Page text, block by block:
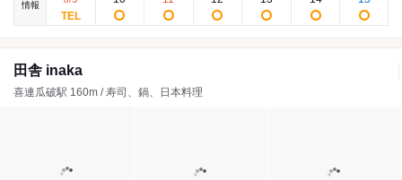
情報
田舎 inaka
喜連瓜破駅 160m / 寿司、鍋、日本料理